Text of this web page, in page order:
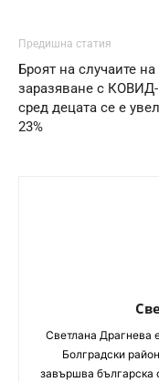
Предишна статия
Броят на случаите на
заразяване с
сред децата се е
23%
Светлана Драгнева
Болградски
завършва българска